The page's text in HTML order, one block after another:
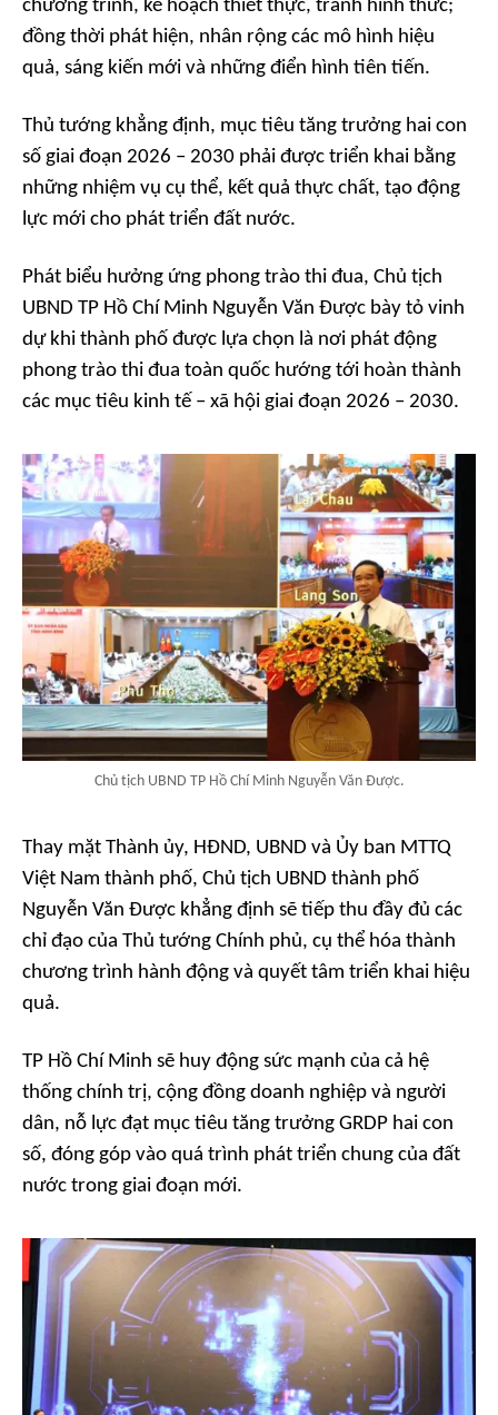
chương trình, kế hoạch thiết thực, tránh hình thức;
đồng thời phát hiện, nhân rộng các mô hình hiệu
quả, sáng kiến mới và những điển hình tiên tiến.
Thủ tướng khẳng định, mục tiêu tăng trưởng hai con
số giai đoạn 2026 – 2030 phải được triển khai bằng
những nhiệm vụ cụ thể, kết quả thực chất, tạo động
lực mới cho phát triển đất nước.
Phát biểu hưởng ứng phong trào thi đua, Chủ tịch
UBND TP Hồ Chí Minh Nguyễn Văn Được bày tỏ vinh
dự khi thành phố được lựa chọn là nơi phát động
phong trào thi đua toàn quốc hướng tới hoàn thành
các mục tiêu kinh tế – xã hội giai đoạn 2026 – 2030.
Chủ tịch UBND TP Hồ Chí Minh Nguyễn Văn Được.
Thay mặt Thành ủy, HĐND, UBND và Ủy ban MTTQ
Việt Nam thành phố, Chủ tịch UBND thành phố
Nguyễn Văn Được khẳng định sẽ tiếp thu đầy đủ các
chỉ đạo của Thủ tướng Chính phủ, cụ thể hóa thành
chương trình hành động và quyết tâm triển khai hiệu
quả.
TP Hồ Chí Minh sẽ huy động sức mạnh của cả hệ
thống chính trị, cộng đồng doanh nghiệp và người
dân, nỗ lực đạt mục tiêu tăng trưởng GRDP hai con
số, đóng góp vào quá trình phát triển chung của đất
nước trong giai đoạn mới.